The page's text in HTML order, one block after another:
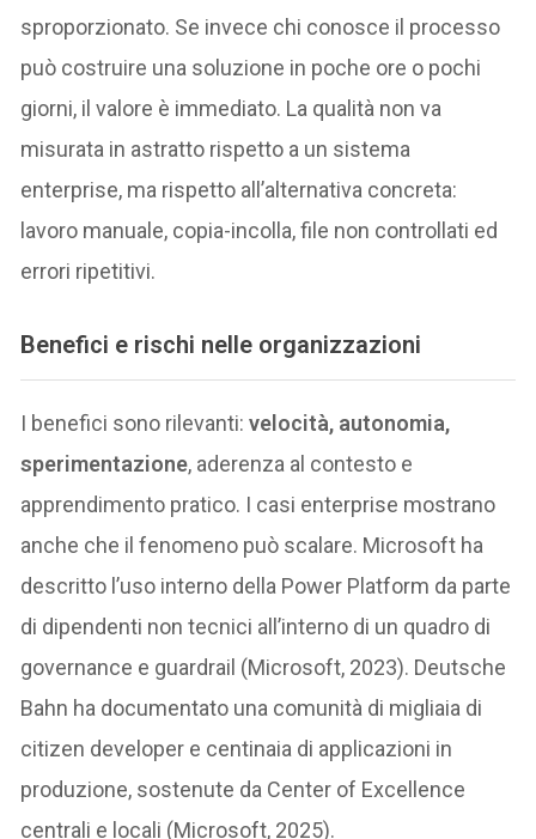
sproporzionato. Se invece chi conosce il processo
può costruire una soluzione in poche ore o pochi
giorni, il valore è immediato. La qualità non va
misurata in astratto rispetto a un sistema
enterprise, ma rispetto all’alternativa concreta:
lavoro manuale, copia-incolla, file non controllati ed
errori ripetitivi.
Benefici e rischi nelle organizzazioni
I benefici sono rilevanti:velocità, autonomia,
sperimentazione, aderenza al contesto e
apprendimento pratico. I casi enterprise mostrano
anche che il fenomeno può scalare. Microsoft ha
descritto l’uso interno della Power Platform da parte
di dipendenti non tecnici all’interno di un quadro di
governance e guardrail (Microsoft, 2023). Deutsche
Bahn ha documentato una comunità di migliaia di
citizen developer e centinaia di applicazioni in
produzione, sostenute da Center of Excellence
centrali e locali (Microsoft, 2025).